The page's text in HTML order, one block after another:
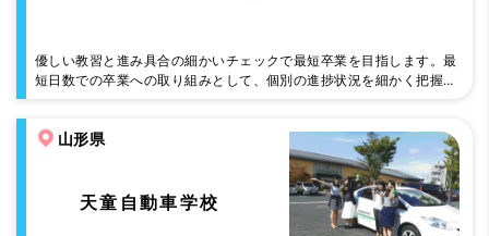
優しい教習と進み具合の細かいチェックで最短卒業を目指します。最
短日数での卒業への取り組みとして、個別の進捗状況を細かく把握し
にコンビニやイオンもあり、ファーストフードなども豊富。ドラッグ
や家電、ユニクロなどなど合宿には便利な環境です。
山形県
天童自動車学校